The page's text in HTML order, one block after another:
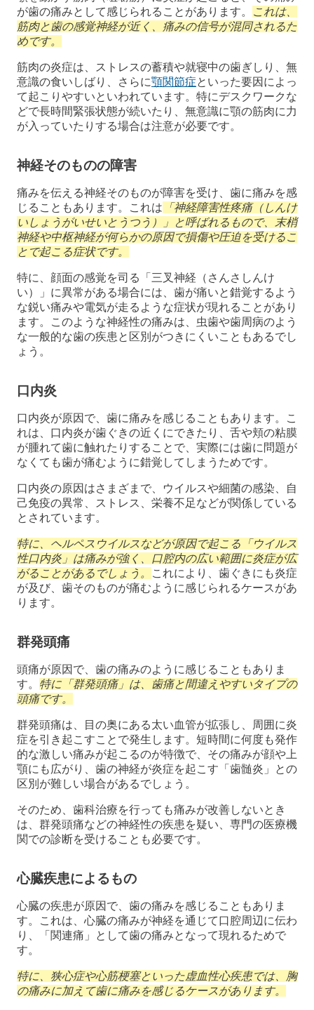
が歯の痛みとして感じられることがあります。
これは、
筋肉と歯の感覚神経が近く、痛みの信号が混同されるた
めです。
筋肉の炎症は、ストレスの蓄積や就寝中の歯ぎしり、無
意識の食いしばり、さらに顎関節症といった要因によっ
て起こりやすいといわれています。特にデスクワークな
どで長時間緊張状態が続いたり、無意識に顎の筋肉に力
が入っていたりする場合は注意が必要です。
神経そのものの障害
痛みを伝える神経そのものが障害を受け、歯に痛みを感
じることもあります。これは 「神経障害性疼痛（しんけ
いしょうがいせいとうつう）」と呼ばれるもので、末梢
神経や中枢神経が何らかの原因で損傷や圧迫を受けるこ
とで起こる症状です。
特に、顔面の感覚を司る「三叉神経（さんさしんけ
い）」に異常がある場合には、歯が痛いと錯覚するよう
な鋭い痛みや電気が走るような症状が現れることがあり
ます。このような神経性の痛みは、虫歯や歯周病のよう
な一般的な歯の疾患と区別がつきにくいこともあるでし
ょう。
口内炎
口内炎が原因で、歯に痛みを感じることもあります。こ
れは、口内炎が歯ぐきの近くにできたり、舌や頬の粘膜
が腫れて歯に触れたりすることで、実際には歯に問題が
なくても歯が痛むように錯覚してしまうためです。
口内炎の原因はさまざまで、ウイルスや細菌の感染、自
己免疫の異常、ストレス、栄養不足などが関係している
とされています。
特に、ヘルペスウイルスなどが原因で起こる「ウイルス
性口内炎」は痛みが強く、口腔内の広い範囲に炎症が広
がることがあるでしょう。
これにより、歯ぐきにも炎症
が及び、歯そのものが痛むように感じられるケースがあ
ります。
群発頭痛
頭痛が原因で、歯の痛みのように感じることもありま
す。 特に「群発頭痛」は、歯痛と間違えやすいタイプの
頭痛です。
群発頭痛は、目の奥にある太い血管が拡張し、周囲に炎
症を引き起こすことで発生します。短時間に何度も発作
的な激しい痛みが起こるのが特徴で、その痛みが顔や上
顎にも広がり、歯の神経が炎症を起こす「歯髄炎」との
区別が難しい場合があるでしょう。
そのため、歯科治療を行っても痛みが改善しないとき
は、群発頭痛などの神経性の疾患を疑い、専門の医療機
関での診断を受けることも必要です。
心臓疾患によるもの
心臓の疾患が原因で、歯の痛みを感じることもありま
す。これは、心臓の痛みが神経を通じて口腔周辺に伝わ
り、「関連痛」として歯の痛みとなって現れるためで
す。
特に、狭心症や心筋梗塞といった虚血性心疾患では、胸
の痛みに加えて歯に痛みを感じるケースがあります。